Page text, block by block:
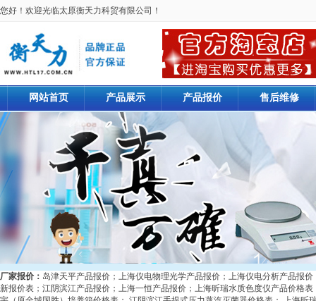
您好！欢迎光临太原衡天力科贸有限公司！
网站首页 产品展示 产品报价 售后维修
厂家报价： 岛津天平产品报价 ； 上海仪电物理光学产品报价 ； 上海仪电分析产品报价
新报价表 ； 江阴滨江产品报价 ； 上海一恒产品报价 ； 上海昕瑞水质色度仪产品价格表